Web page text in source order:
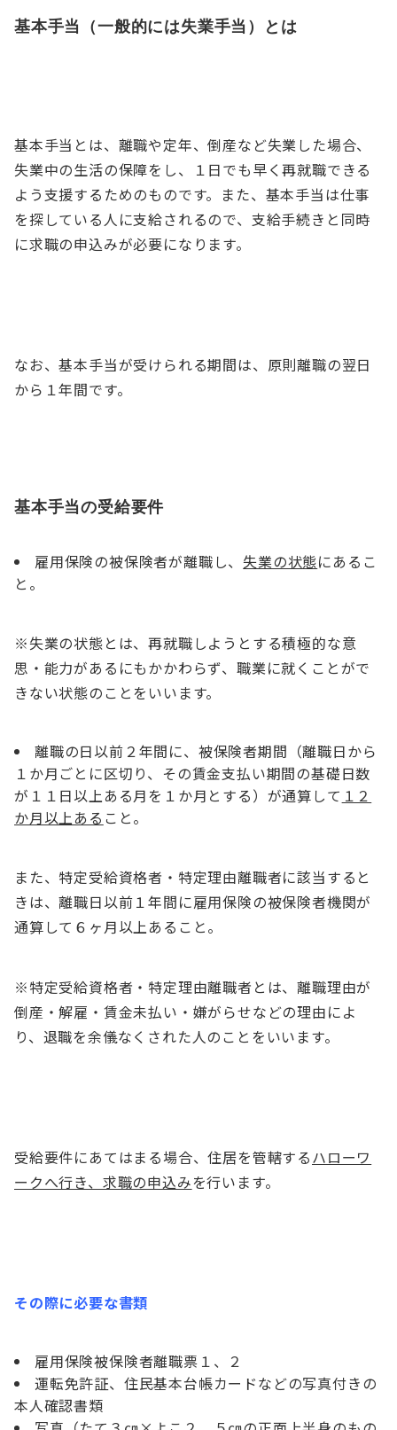
基本手当（一般的には失業手当）とは
基本手当とは、離職や定年、倒産など失業した場合、
失業中の生活の保障をし、１日でも早く再就職できる
よう支援するためのものです。また、基本手当は仕事
を探している人に支給されるので、支給手続きと同時
に求職の申込みが必要になります。
なお、基本手当が受けられる期間は、原則離職の翌日
から１年間です。
基本手当の受給要件
雇用保険の被保険者が離職し、失業の状態にあるこ
と。
※失業の状態とは、再就職しようとする積極的な意
思・能力があるにもかかわらず、職業に就くことがで
きない状態のことをいいます。
離職の日以前２年間に、被保険者期間（離職日から
１か月ごとに区切り、その賃金支払い期間の基礎日数
が１１日以上ある月を１か月とする）が通算して １２
か月以上ある こと。
また、特定受給資格者・特定理由離職者に該当すると
きは、離職日以前１年間に雇用保険の被保険者機関が
通算して６ヶ月以上あること。
※特定受給資格者・特定理由離職者とは、離職理由が
倒産・解雇・賃金未払い・嫌がらせなどの理由によ
り、退職を余儀なくされた人のことをいいます。
受給要件にあてはまる場合、住居を管轄するハローワ
ークへ行き、求職の申込みを行います。
その際に必要な書類
雇用保険被保険者離職票１、２
運転免許証、住民基本台帳カードなどの写真付きの
本人確認書類